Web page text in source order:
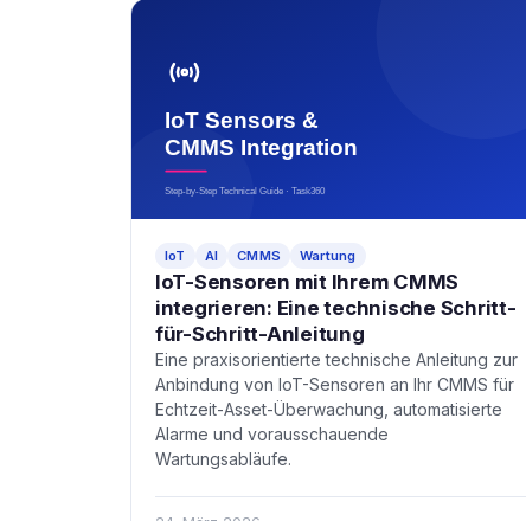
IoT AI CMMS Wartung
IoT-Sensoren mit Ihrem CMMS
integrieren: Eine technische Schritt-
für-Schritt-Anleitung
Eine praxisorientierte technische Anleitung zur
Anbindung von IoT-Sensoren an Ihr CMMS für
Echtzeit-Asset-Überwachung, automatisierte
Alarme und vorausschauende
Wartungsabläufe.